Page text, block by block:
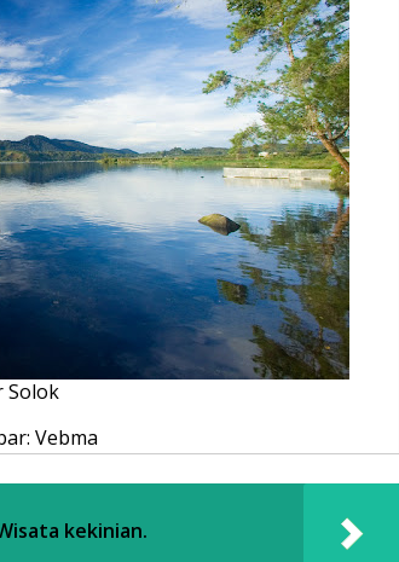
Solok
Vebma
kekinian.